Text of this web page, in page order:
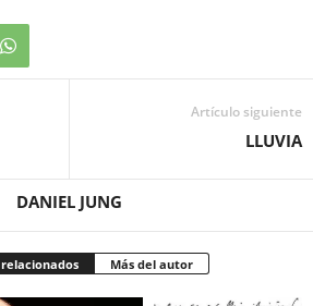
Artículo siguiente
LLUVIA
DANIEL JUNG
Más del autor